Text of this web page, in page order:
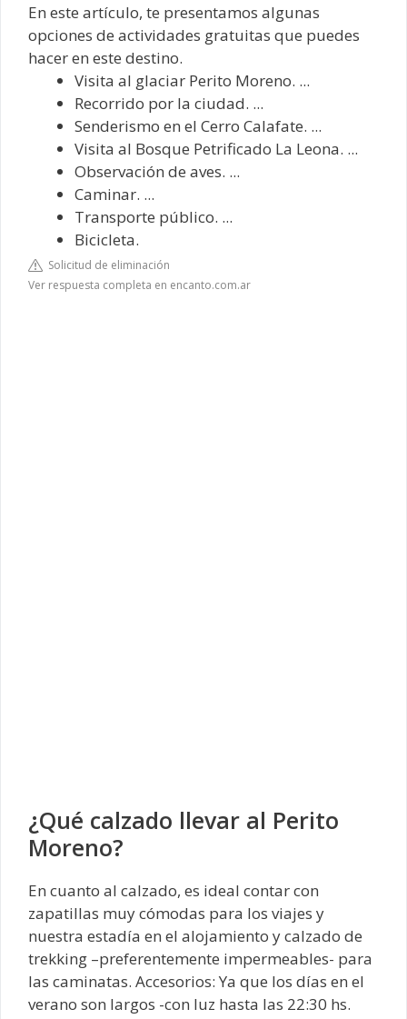
En este artículo, te presentamos algunas
opciones de actividades gratuitas que puedes
hacer en este destino.
Visita al glaciar Perito Moreno. ...
Recorrido por la ciudad. ...
Senderismo en el Cerro Calafate. ...
Visita al Bosque Petrificado La Leona. ...
Observación de aves. ...
Caminar. ...
Transporte público. ...
Bicicleta.
Solicitud de eliminación
Ver respuesta completa en encanto.com.ar
¿Qué calzado llevar al Perito
Moreno?
En cuanto al calzado, es ideal contar con
zapatillas muy cómodas para los viajes y
nuestra estadía en el alojamiento y calzado de
trekking –preferentemente impermeables- para
las caminatas. Accesorios: Ya que los días en el
verano son largos -con luz hasta las 22:30 hs.